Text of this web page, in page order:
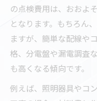
の点検費用は、おおよ
となります。もちろん
ますが、簡単な配線や
格、分電盤や漏電調査
も高くなる傾向です。
例えば、照明器具やコ